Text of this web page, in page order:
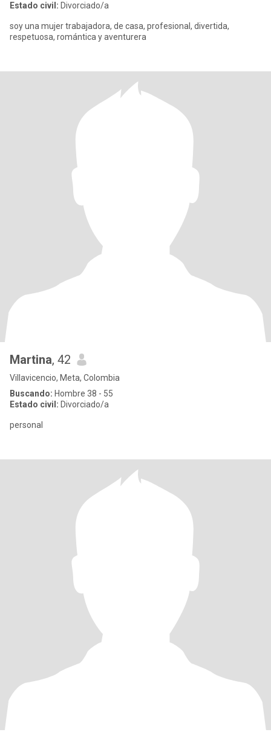
Estado civil: Divorciado/a
soy una mujer trabajadora, de casa, profesional, divertida,
respetuosa, romántica y aventurera
Martina, 42
Villavicencio, Meta, Colombia
Buscando: Hombre 38 - 55
Estado civil: Divorciado/a
personal